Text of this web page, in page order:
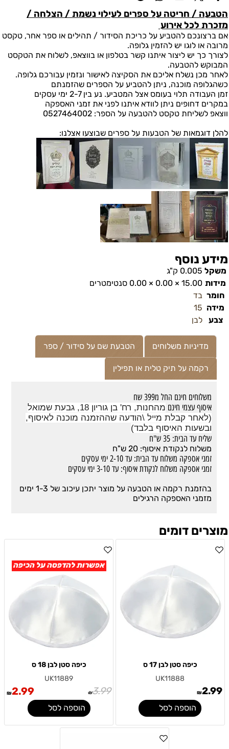
הטבעה / חריטה על ספרים לעילוי נשמת / הצלחה /
מזכרת לכל אירוע
אם ברצונכם להטביע על כריכת הסידור / תהילים או ספר אחר, טקסט
מרובה או לוגו יש להזמין גלופה.
לצורך כך יש ליצור איתנו קשר בטלפון או בווצאפ, לשלוח את הטקסט
המבוקש להטבעה.
לאחר מכן נשלח אליכם את הסקיצה לאישור ונזמין עבורכם גלופה.
כשהגלופה מוכנה, ניתן להטביע על הספרים שהזמנתם
זמן העבודה תלוי בעומס אצל המטביע. נע בין 2-7 ימי עסקים
במקרים דחופים ניתן לוודא איתנו לפני את זמני האספקה
ווצאפ לשליחת טקסט להטבעה על הספר: 0527464002
להלן דוגמאות של הטבעות על ספרים שבוצעו אצלנו:
מידע נוסף
משקל 0.005 ק"ג
מידות 15.00 × 0.00 × 0.00 סנטימטרים
חומר בד
מידה 15
צבע
לבן
מדיניות משלוחים הטבעת שם על סידור / ספר
רקמה על תיק טלית או תפילין
משלוחים חינם החל מ399 שח
איסוף עצמי חינם
מהחנות, רח' בן גוריון 18, גבעת שמואל
(לאחר קבלת מייל \הודעה שההזמנה מוכנה לאיסוף,
ובשעות האיסוף בלבד)
שליח עד הבית: 35 ש"ח
משלוח לנקודת איסוף: 20 ש"ח
זמני אספקה משלוח עד הבית: עד 2-10 ימי עסקים
זמני אספקה משלוח לנקודת איסוף: עד 3-10 ימי עסקים
בהזמנת רקמה או הטבעה על מוצר יתכן עיכוב של 1-3 ימים
מזמני האספקה הרגילים
מוצרים דומים
כיפה סטן לבן 17 ס
UK11888
₪2.99
הוספה לסל
אפשרות להדפסה על הכיפה
כיפה סטן לבן 18 ס
UK11889
₪3.99
₪2.99
הוספה לסל